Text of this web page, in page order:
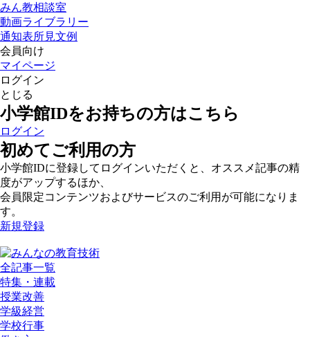
みん教相談室
動画ライブラリー
通知表所見文例
会員向け
マイページ
ログイン
とじる
小学館IDをお持ちの方はこちら
ログイン
初めてご利用の方
小学館IDに登録してログインいただくと、オススメ記事の精
度がアップするほか、
会員限定コンテンツおよびサービスのご利用が可能になりま
す。
新規登録
全記事一覧
特集・連載
授業改善
学級経営
学校行事